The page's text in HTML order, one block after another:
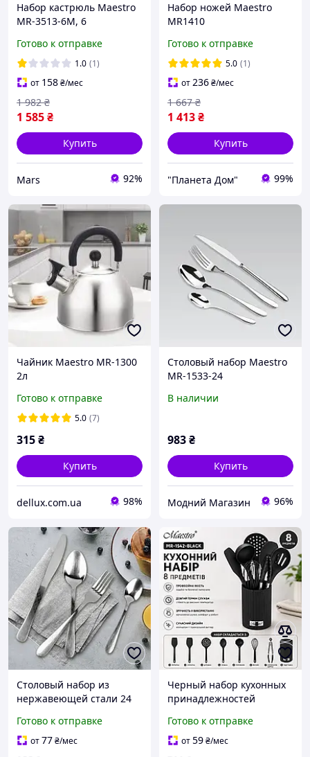
Набор кастрюль Maestro
MR-3513-6M, 6
нержавеющая сталь,
индукция
Готово к отправке
1.0 (1)
от 158₴/мес
1 585₴
1 982 ₴
Купить
Mars 92%
Набор ножей Maestro
MR1410
Готово к отправке
5.0 (1)
от236₴/мес
1 413₴
1 667 ₴
Купить
"Планета Дом" 99%
Чайник Maestro MR-1300
2л
Готово к отправке
5.0 (7)
315₴
Купить
dellux.com.ua 98%
Столовый набор Maestro
MR-1533-24
В наличии
983₴
Купить
Модний Магазин 96%
Столовый набор из
нержавеющей стали 24
ножи)
Готово к отправке
от77₴/мес
Черный набор кухонных
принадлежностей
предметов) |
Термостойкий силикон
для антипригарной
Готово к отправке
от59₴/мес